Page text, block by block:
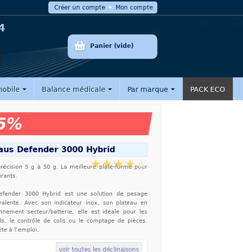
Panier (vide)
Créer un compte Mon compte
Balance médicale Par marque PACK ECO
Defender 3000 Hybrid
5 g à 50 g. La meilleure plate-forme pour
3000 Hybrid est une solution de pesage
Avec son indicateur inox, son plateau en
secteur/batterie, elle est idéale pour les
le contrôle de colis ou le comptage de pièces.
à l’emploi.
voir toutes les déclinaisons